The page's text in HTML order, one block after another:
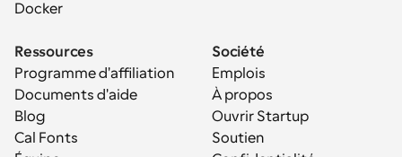
Docker
Ressources
Programme d'affiliation
Documents d'aide
Blog
Cal Fonts
Société
Emplois
À propos
Ouvrir Startup
Soutien